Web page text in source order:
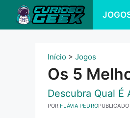
Pular
para
Início > Jogos
Os 5
Descubra Qual É
PUBLICADO
POR FLÁVIA PEDRO